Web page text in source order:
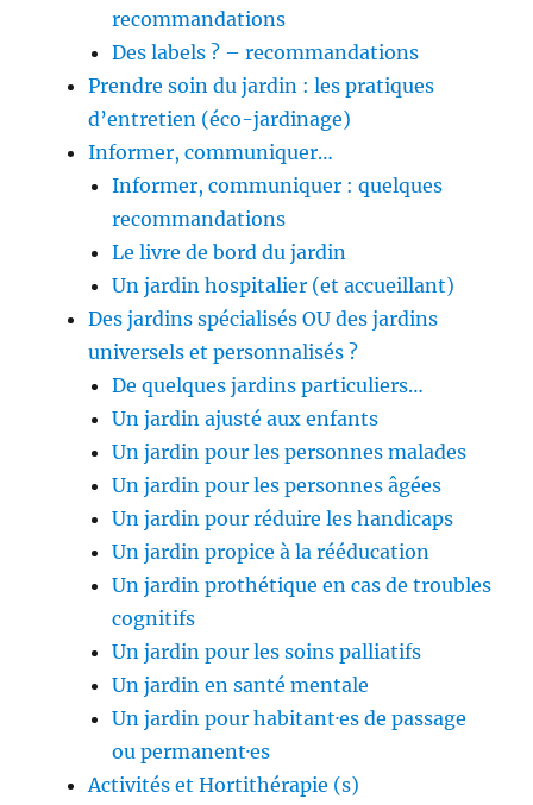
recommandations
Des labels ? – recommandations
Prendre soin du jardin : les pratiques
d’entretien (éco-jardinage)
Informer, communiquer…
Informer, communiquer : quelques
recommandations
Le livre de bord du jardin
Un jardin hospitalier (et accueillant)
Des jardins spécialisés OU des jardins
universels et personnalisés ?
De quelques jardins particuliers…
Un jardin ajusté aux enfants
Un jardin pour les personnes malades
Un jardin pour les personnes âgées
Un jardin pour réduire les handicaps
Un jardin propice à la rééducation
Un jardin prothétique en cas de troubles
cognitifs
Un jardin pour les soins palliatifs
Un jardin en santé mentale
Un jardin pour habitant·es de passage
ou permanent·es
Activités et Hortithérapie (s)